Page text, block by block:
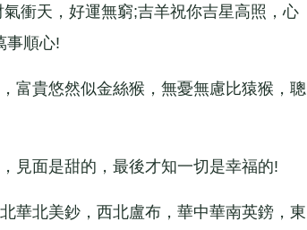
衝天，好運無窮;吉羊祝你吉星高照，心
事順心!
貴悠然似金絲猴，無憂無慮比猿猴，聰
面是甜的，最後才知一切是幸福的!
北美鈔，西北盧布，華中華南英鎊，東